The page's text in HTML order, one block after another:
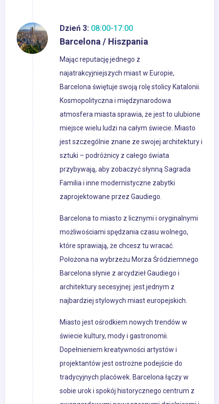
Dzień 3: 08:00-17:00
Barcelona / Hiszpania
Mając reputację jednego z
najatrakcyjniejszych miast w Europie,
Barcelona świętuje swoją rolę stolicy Katalonii.
Kosmopolityczna i międzynarodowa
atmosfera miasta sprawia, że jest to ulubione
miejsce wielu ludzi na całym świecie. Miasto
jest szczególnie znane ze swojej architektury i
sztuki – podróżnicy z całego świata
przybywają, aby zobaczyć słynną Sagrada
Familia i inne modernistyczne zabytki
zaprojektowane przez Gaudiego.
Barcelona to miasto z licznymi i oryginalnymi
możliwościami spędzania czasu wolnego,
które sprawiają, że chcesz tu wracać.
Położona na wybrzeżu Morza Śródziemnego
Barcelona słynie z arcydzieł Gaudiego i
architektury secesyjnej: jest jednym z
najbardziej stylowych miast europejskich.
Miasto jest ośrodkiem nowych trendów w
świecie kultury, mody i gastronomii.
Dopełnieniem kreatywności artystów i
projektantów jest ostrożne podejście do
tradycyjnych placówek. Barcelona łączy w
sobie urok i spokój historycznego centrum z